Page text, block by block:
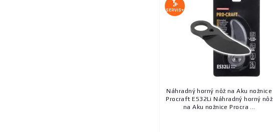
SERVIS+
Náhradný horný nôž na Aku nožnice
Procraft ES32Li Náhradný horný nôž
na Aku nožnice Procra ...